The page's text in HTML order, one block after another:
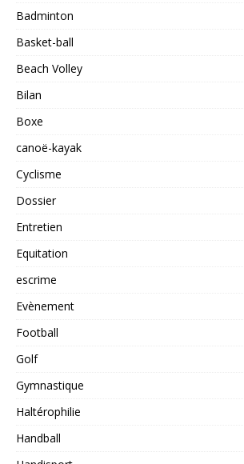
Badminton
Basket-ball
Beach Volley
Bilan
Boxe
canoë-kayak
Cyclisme
Dossier
Entretien
Equitation
escrime
Evènement
Football
Golf
Gymnastique
Haltérophilie
Handball